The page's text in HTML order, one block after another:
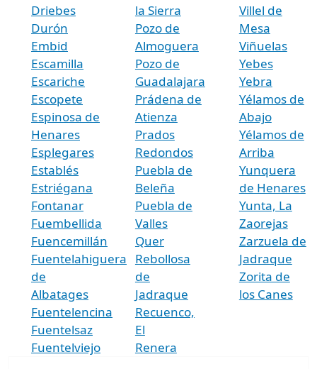
Driebes
Durón
Embid
Escamilla
Escariche
Escopete
Espinosa de
Henares
Esplegares
Establés
Estriégana
Fontanar
Fuembellida
Fuencemillán
Fuentelahiguera
de
Albatages
Fuentelencina
Fuentelsaz
Fuentelviejo
la Sierra
Pozo de
Almoguera
Pozo de
Guadalajara
Prádena de
Atienza
Prados
Redondos
Puebla de
Beleña
Puebla de
Valles
Quer
Rebollosa
de
Jadraque
Recuenco,
El
Renera
Villel de
Mesa
Viñuelas
Yebes
Yebra
Yélamos de
Abajo
Yélamos de
Arriba
Yunquera
de Henares
Yunta, La
Zaorejas
Zarzuela de
Jadraque
Zorita de
los Canes